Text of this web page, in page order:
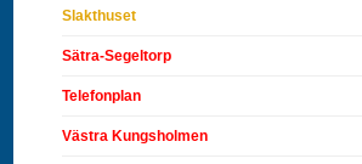
Slakthuset
Sätra-Segeltorp
Telefonplan
Västra Kungsholmen